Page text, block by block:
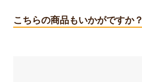
こちらの商品もいかがですか？